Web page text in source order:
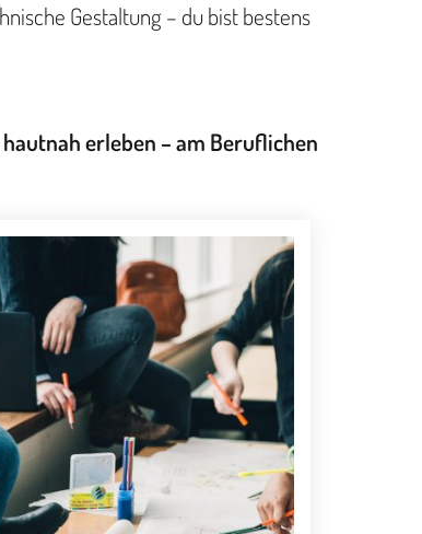
Gestaltung – du bist bestens
erleben – am Beruflichen